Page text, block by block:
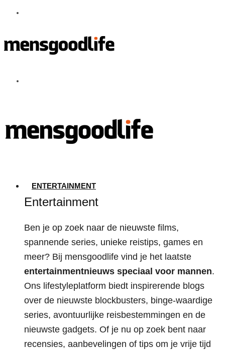
ENTERTAINMENT
Entertainment
Ben je op zoek naar de nieuwste films,
spannende series, unieke reistips, games en
meer? Bij mensgoodlife vind je het laatste
entertainmentnieuws speciaal voor mannen.
Ons lifestyleplatform biedt inspirerende blogs
over de nieuwste blockbusters, binge-waardige
series, avontuurlijke reisbestemmingen en de
nieuwste gadgets. Of je nu op zoek bent naar
recensies, aanbevelingen of tips om je vrije tijd